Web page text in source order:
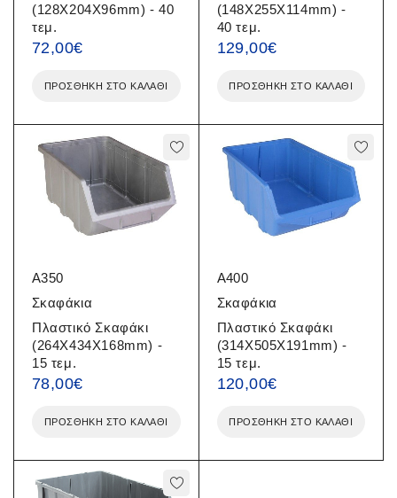
(128X204X96mm) - 40
τεμ.
72,00€
ΠΡΟΣΘΉΚΗ ΣΤΟ ΚΑΛΆΘΙ
(148X255X114mm) -
40 τεμ.
129,00€
ΠΡΟΣΘΉΚΗ ΣΤΟ ΚΑΛΆΘΙ
A350
Σκαφάκια
Πλαστικό Σκαφάκι
(264X434X168mm) -
15 τεμ.
78,00€
ΠΡΟΣΘΉΚΗ ΣΤΟ ΚΑΛΆΘΙ
A400
Σκαφάκια
Πλαστικό Σκαφάκι
(314X505X191mm) -
15 τεμ.
120,00€
ΠΡΟΣΘΉΚΗ ΣΤΟ ΚΑΛΆΘΙ